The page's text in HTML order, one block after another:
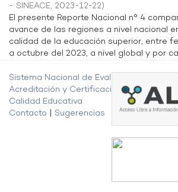
- SINEACE, 2023-12-22)
El presente Reporte Nacional n° 4
avance de las regiones a nivel nacional
calidad de la educación superior, entre
a octubre del 2023, a nivel global y por
Sistema Nacional de Evaluación,
Acreditación y Certificación de la
Calidad Educativa
Contacto
Sugerencias